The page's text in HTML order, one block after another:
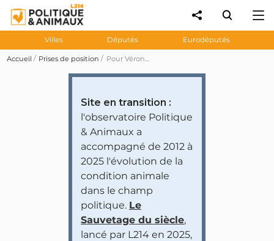
Villes Députés Eurodéputés
Accueil Prises de position Pour Véronique Mathieu on doit reconnaitre le rôle des chasseurs dans la protection de la nature.
Site en transition :
l'observatoire Politique
& Animaux a
accompagné de 2012 à
2025 l'évolution de la
condition animale
dans le champ
politique. Le
Sauvetage du siècle,
lancé par L214 en 2025,